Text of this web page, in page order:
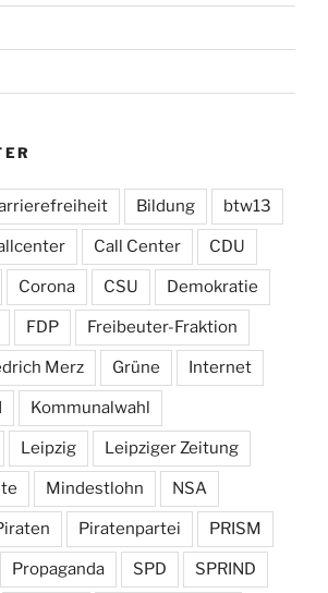
Bildung btw13
Call Center CDU
Corona CSU Demokratie
FDP Freibeuter-Fraktion
Merz Grüne Internet
Kommunalwahl
Leipzig Leipziger Zeitung
Mindestlohn NSA
Piratenpartei PRISM
Propaganda SPD SPRIND